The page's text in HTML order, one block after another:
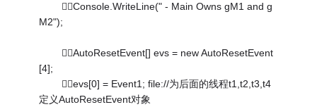
Console.WriteLine(" - Main Owns gM1 and g
M2");
AutoResetEvent[] evs = new AutoResetEvent
[4];
evs[0] = Event1; file://为后面的线程t1,t2,t3,t4
定义AutoResetEvent对象